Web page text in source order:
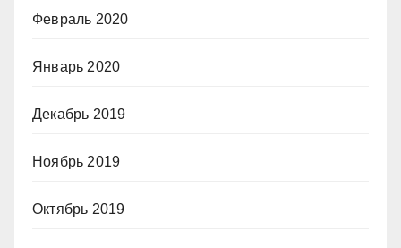
Февраль 2020
Январь 2020
Декабрь 2019
Ноябрь 2019
Октябрь 2019